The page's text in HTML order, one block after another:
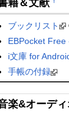
籍＆文献
ブックリスト
EBPocket Free
i文庫 for
手帳の付録
楽&オーディ